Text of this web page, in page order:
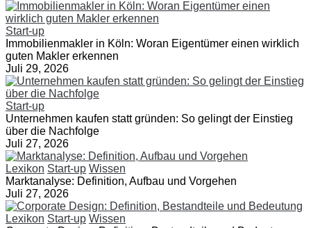
Start-up
Immobilienmakler in Köln: Woran Eigentümer einen wirklich
guten Makler erkennen
Juli 29, 2026
Start-up
Unternehmen kaufen statt gründen: So gelingt der Einstieg
über die Nachfolge
Juli 27, 2026
Lexikon Start-up Wissen
Marktanalyse: Definition, Aufbau und Vorgehen
Juli 27, 2026
Lexikon Start-up Wissen